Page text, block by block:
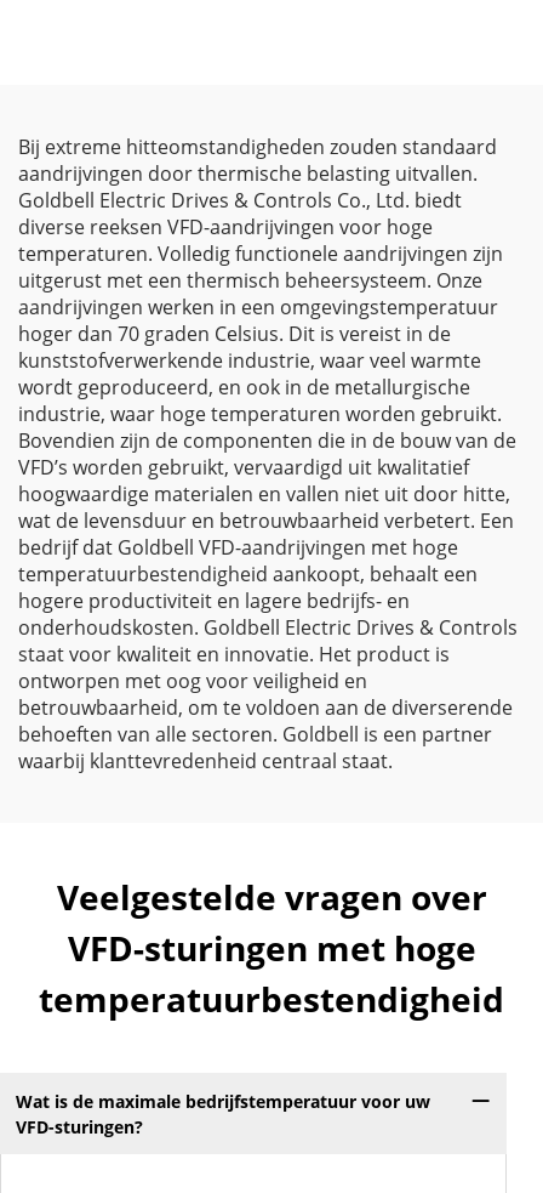
Bij extreme hitteomstandigheden zouden standaard
aandrijvingen door thermische belasting uitvallen.
Goldbell Electric Drives & Controls Co., Ltd. biedt
diverse reeksen VFD-aandrijvingen voor hoge
temperaturen. Volledig functionele aandrijvingen zijn
uitgerust met een thermisch beheersysteem. Onze
aandrijvingen werken in een omgevingstemperatuur
hoger dan 70 graden Celsius. Dit is vereist in de
kunststofverwerkende industrie, waar veel warmte
wordt geproduceerd, en ook in de metallurgische
industrie, waar hoge temperaturen worden gebruikt.
Bovendien zijn de componenten die in de bouw van de
VFD’s worden gebruikt, vervaardigd uit kwalitatief
hoogwaardige materialen en vallen niet uit door hitte,
wat de levensduur en betrouwbaarheid verbetert. Een
bedrijf dat Goldbell VFD-aandrijvingen met hoge
temperatuurbestendigheid aankoopt, behaalt een
hogere productiviteit en lagere bedrijfs- en
onderhoudskosten. Goldbell Electric Drives & Controls
staat voor kwaliteit en innovatie. Het product is
ontworpen met oog voor veiligheid en
betrouwbaarheid, om te voldoen aan de diverserende
behoeften van alle sectoren. Goldbell is een partner
waarbij klanttevredenheid centraal staat.
Veelgestelde vragen over
VFD-sturingen met hoge
temperatuurbestendigheid
Wat is de maximale bedrijfstemperatuur voor uw
VFD-sturingen?